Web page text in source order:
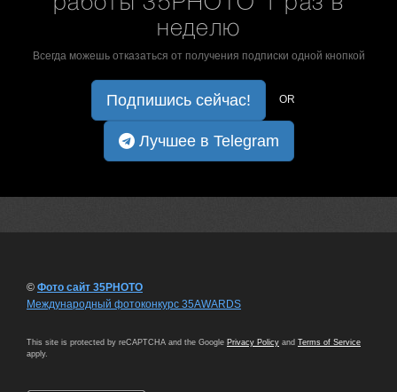
неделю
Всегда можешь отказаться от получения подписки одной кнопкой
Подпишись сейчас! OR
Лучшее в Telegram
© Фото сайт 35PHOTO
Международный фотоконкурс 35AWARDS
This site is protected by reCAPTCHA and the Google Privacy Policy and Terms of Service
apply.